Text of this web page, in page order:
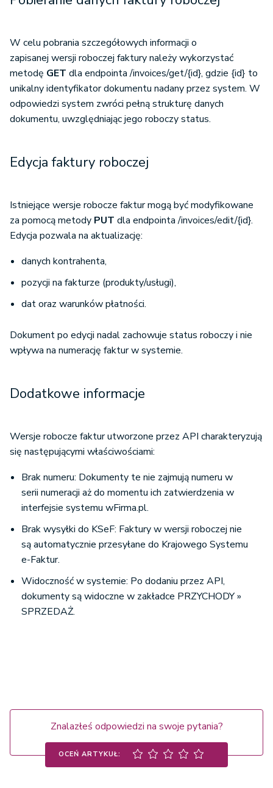
W celu pobrania szczegółowych informacji o
zapisanej wersji roboczej faktury należy wykorzystać
metodę GET dla endpointa /invoices/get/{id}, gdzie {id} to
unikalny identyfikator dokumentu nadany przez system. W
odpowiedzi system zwróci pełną strukturę danych
dokumentu, uwzględniając jego roboczy status.
Edycja faktury roboczej
Istniejące wersje robocze faktur mogą być modyfikowane
za pomocą metody PUT dla endpointa /invoices/edit/{id}.
Edycja pozwala na aktualizację:
danych kontrahenta,
pozycji na fakturze (produkty/usługi),
dat oraz warunków płatności.
Dokument po edycji nadal zachowuje status roboczy i nie
wpływa na numerację faktur w systemie.
Dodatkowe informacje
Wersje robocze faktur utworzone przez API charakteryzują
się następującymi właściwościami:
Brak numeru: Dokumenty te nie zajmują numeru w
serii numeracji aż do momentu ich zatwierdzenia w
interfejsie systemu wFirma.pl.
Brak wysyłki do KSeF: Faktury w wersji roboczej nie
są automatycznie przesyłane do Krajowego Systemu
e-Faktur.
Widoczność w systemie: Po dodaniu przez API,
dokumenty są widoczne w zakładce PRZYCHODY »
SPRZEDAŻ.
Znalazłeś odpowiedzi na swoje pytania?
OCEŃ ARTYKUŁ: